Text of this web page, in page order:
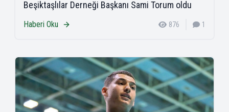
Beşiktaşlılar Derneği Başkanı Sami Torum oldu
Haberi Oku 876 1